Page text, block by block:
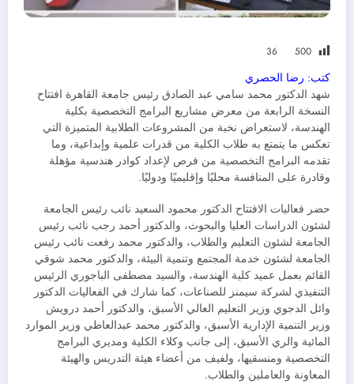
500
36
كتب: رضا الحصري
شهد الدكتور محمد سامي عبد الصادق رئيس جامعة القاهرة افتتاح
النسخة الرابعة من معرض مشاريع البرامج التخصصية بكلية
الهندسة، لاستعراض نخبة من المشروعات الطلابية المتميزة التي
تعكس ما يتمتع به طلاب الكلية من قدرات علمية وإبداعية، وما
تقدمه البرامج التخصصية من فرص لإعداد كوادر هندسية مؤهلة
وقادرة على المنافسة محليًا وإقليميًا ودوليًا.
حضر فعاليات الافتتاح الدكتور محمود السعيد نائب رئيس الجامعة
لشئون الدراسات العليا والبحوث، والدكتور أحمد رجب نائب رئيس
الجامعة لشئون التعليم والطلاب، والدكتور محمد رفعت نائب رئيس
الجامعة لشئون خدمة المجتمع وتنمية البيئة، والدكتور محمد شوقي
القائم بعمل عميد كلية الهندسة، والسيد مصطفى الباجوري الرئيس
التنفيذي لشركة سيمنز للصناعات، كما شارك في الفعاليات الدكتور
وائل الدجوي وزير التعليم العالي الأسبق، والدكتور أحمد درويش
وزير التنمية الإدارية الأسبق، والدكتور محمد عبدالعاطي وزير الموارد
المائية والري الأسبق، إلى جانب وكلاء الكلية ومديري البرامج
التخصصية ومنسقيها، ولفيف من أعضاء هيئة التدريس والهيئة
المعاونة والعاملين والطلاب.